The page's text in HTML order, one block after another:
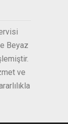
Beyaz
ve